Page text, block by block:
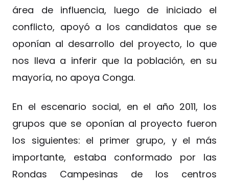
área de influencia, luego de iniciado el
conflicto, apoyó a los candidatos que se
oponían al desarrollo del proyecto, lo que
nos lleva a inferir que la población, en su
mayoría, no apoya Conga.
En el escenario social, en el año 2011, los
grupos que se oponían al proyecto fueron
los siguientes: el primer grupo, y el más
importante, estaba conformado por las
Rondas Campesinas de los centros